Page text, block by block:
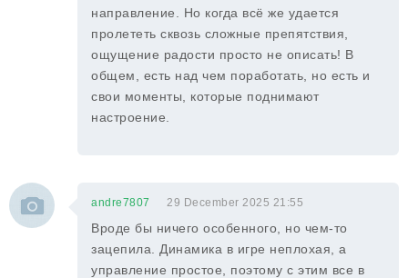
направление. Но когда всё же удается
пролететь сквозь сложные препятствия,
ощущение радости просто не описать! В
общем, есть над чем поработать, но есть и
свои моменты, которые поднимают
настроение.
andre7807 29 December 2025 21:55
Вроде бы ничего особенного, но чем-то
зацепила. Динамика в игре неплохая, а
управление простое, поэтому с этим все в